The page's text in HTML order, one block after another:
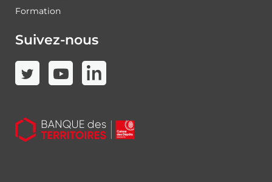
Formation
Suivez-nous